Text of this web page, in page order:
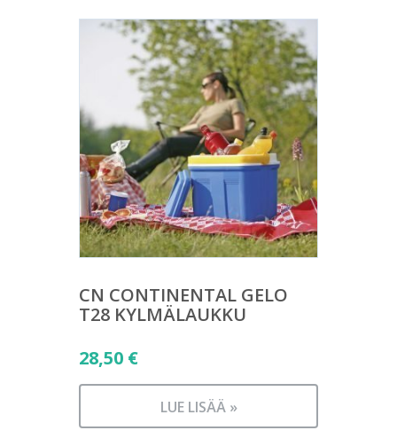
CN CONTINENTAL GELO
T28 KYLMÄLAUKKU
28,50 €
LUE LISÄÄ »